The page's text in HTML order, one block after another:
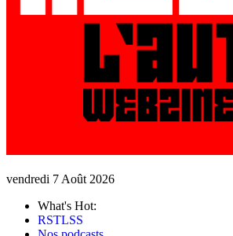
vendredi 7 Août 2026
What's Hot:
RSTLSS